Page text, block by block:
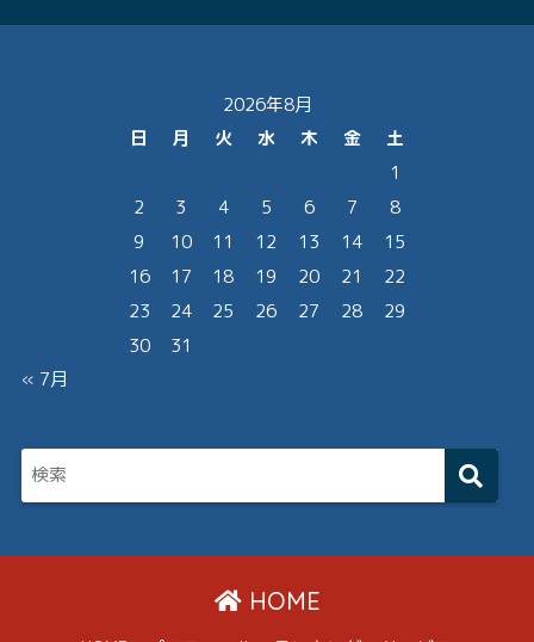
2026年8月
日
月 火 水 木 金
土
1
2
3 4 5 6 7
8
9
10 11 12 13 14
15
16
17 18 19 20 21
22
23
24 25 26 27 28
29
30
31
« 7月
HOME